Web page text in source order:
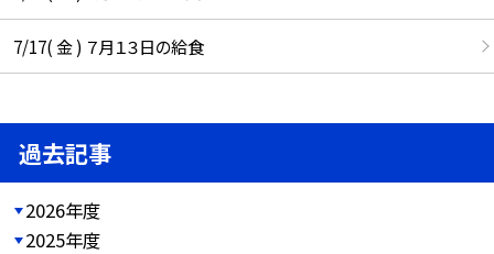
7/17( 金 ) ７月１３日の給食
過去記事
2026年度
2025年度